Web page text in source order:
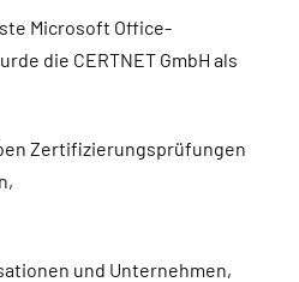
Microsoft Office-
die CERTNET GmbH als
Zertifizierungsprüfungen
und Unternehmen,